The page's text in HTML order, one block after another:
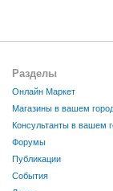
Разделы
Онлайн Маркет
Магазины в вашем
Консультанты в вашем
Форумы
Публикации
События